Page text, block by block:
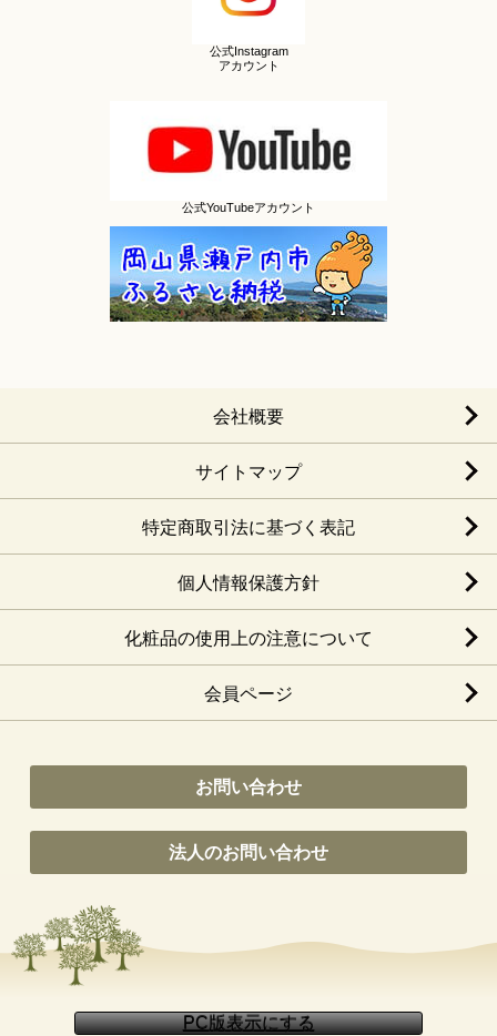
公式Instagram
アカウント
公式YouTubeアカウント
会社概要
サイトマップ
特定商取引法に基づく表記
個人情報保護方針
化粧品の使用上の注意について
会員ページ
お問い合わせ
法人のお問い合わせ